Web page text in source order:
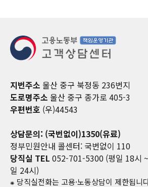
지번주소 울산 중구 북정동 236번지
도로명주소 울산 중구 종가로 405-3
우편번호 (우)44543
상담문의: (국번없이)1350(유료)
정부민원안내 콜센터: 국번없이 110
당직실 TEL 052-701-5300 (평일 18시
일 24시)
⁕ 당직실전화는 고용·노동상담이 제한됩니